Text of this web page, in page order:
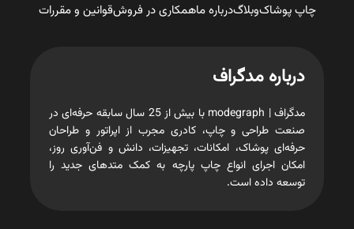
چاپ پوشاکوبلاگدرباره ماهمکاری در فروشقوانین و مقررات
درباره مدگراف
مدگراف | modegraph با بیش از 25 سال سابقه حرفه‌ای در
صنعت طراحی و چاپ، کادری مجرب از اپراتور و طراحان
حرفه‌ای پوشاک، امکانات، تجهیزات، دانش و فن‌آوری روز،
امکان اجرای انواع چاپ پارچه به کمک متدهای جدید را
توسعه داده است.